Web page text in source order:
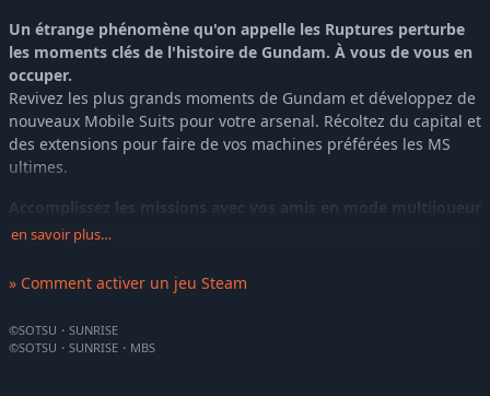
Un étrange phénomène qu'on appelle les Ruptures perturbe
les moments clés de l'histoire de Gundam. À vous de vous en
occuper.
Revivez les plus grands moments de Gundam et développez de
nouveaux Mobile Suits pour votre arsenal. Récoltez du capital et
des extensions pour faire de vos machines préférées les MS
ultimes.
Accomplissez les missions avec vos amis en mode multijoueur
!
multijoueur, vous pourrez jouer avec 2 autres joueurs et former
une équipe de 3. Découvrez le nouvel action-RPG SD Gundam
en solo ou avec vos amis.
en savoir plus…
» Comment activer un jeu Steam
©SOTSU・SUNRISE
©SOTSU・SUNRISE・MBS